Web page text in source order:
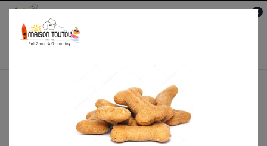
0
Soins-Hygiène
Shampooing
Shampooing Spécial Poil Blanc